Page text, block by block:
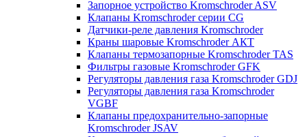
Запорное устройство Kromschroder ASV
Клапаны Kromschroder серии CG
Датчики-реле давления Kromschroder
Краны шаровые Kromschroder АКТ
Клапаны термозапорные Kromschroder TAS
Фильтры газовые Kromschroder GFK
Регуляторы давления газа Kromschroder GDJ
Регуляторы давления газа Kromschroder
VGBF
Клапаны предохранительно-запорные
Kromschroder JSAV